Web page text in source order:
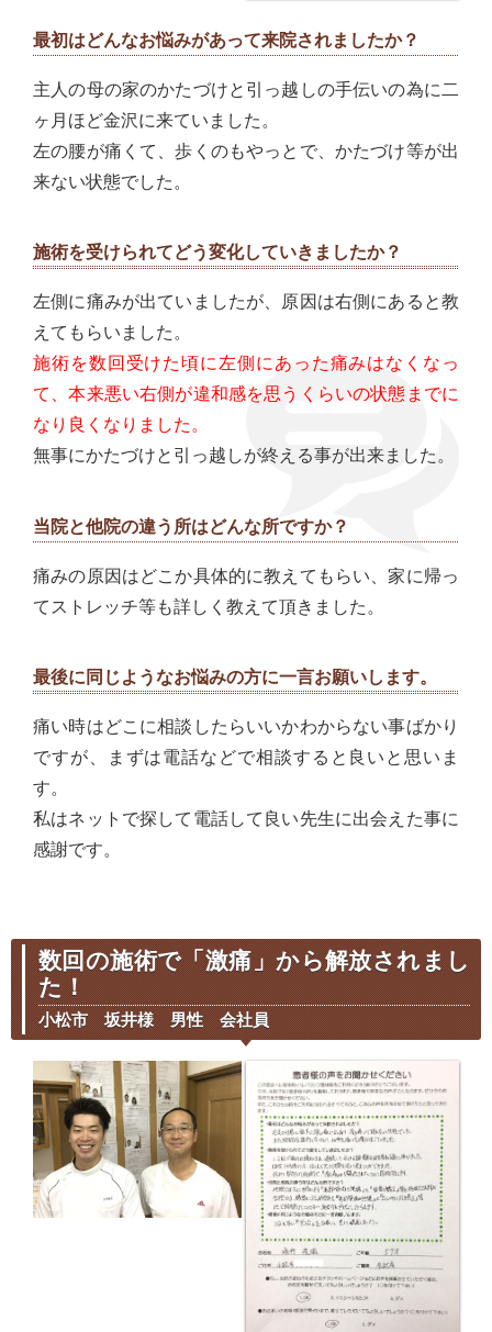
最初はどんなお悩みがあって来院されましたか？
主人の母の家のかたづけと引っ越しの手伝いの為に二
ヶ月ほど金沢に来ていました。
左の腰が痛くて、歩くのもやっとで、かたづけ等が出
来ない状態でした。
施術を受けられてどう変化していきましたか？
左側に痛みが出ていましたが、原因は右側にあると教
えてもらいました。
施術を数回受けた頃に左側にあった痛みはなくなっ
て、本来悪い右側が違和感を思うくらいの状態までに
なり良くなりました。
無事にかたづけと引っ越しが終える事が出来ました。
当院と他院の違う所はどんな所ですか？
痛みの原因はどこか具体的に教えてもらい、家に帰っ
てストレッチ等も詳しく教えて頂きました。
最後に同じようなお悩みの方に一言お願いします。
痛い時はどこに相談したらいいかわからない事ばかり
ですが、まずは電話などで相談すると良いと思いま
す。
私はネットで探して電話して良い先生に出会えた事に
感謝です。
数回の施術で「激痛」から解放されまし
た！
小松市 坂井様 男性 会社員